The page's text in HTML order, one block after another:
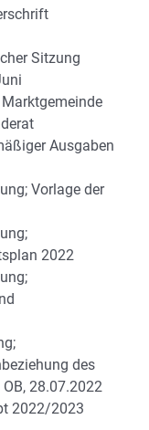
Sitzung
Ausgaben
Vorlage der
2022
des
28.07.2022
2022/2023